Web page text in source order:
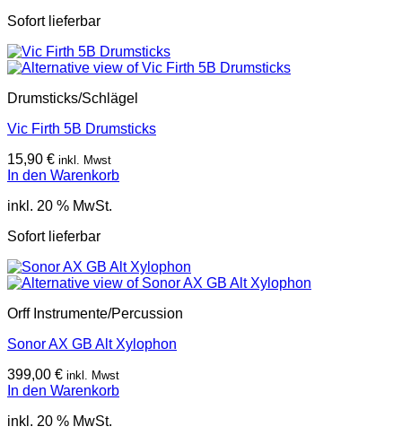
Sofort lieferbar
Drumsticks/Schlägel
Vic Firth 5B Drumsticks
15,90 € inkl. Mwst
In den Warenkorb
inkl. 20 % MwSt.
Sofort lieferbar
Orff Instrumente/Percussion
Sonor AX GB Alt Xylophon
399,00 € inkl. Mwst
In den Warenkorb
inkl. 20 % MwSt.